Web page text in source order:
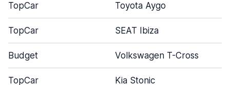
TopCar Toyota Aygo
TopCar SEAT Ibiza
Budget Volkswagen T-Cross
TopCar Kia Stonic